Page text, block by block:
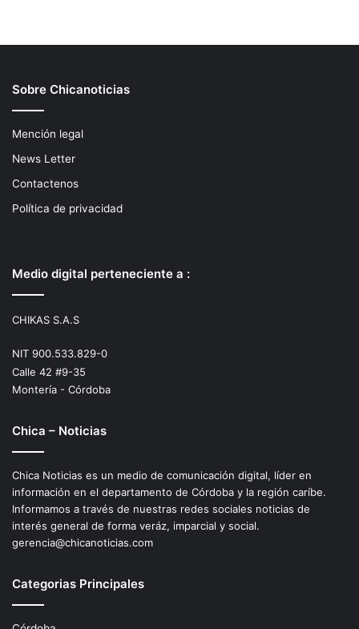
Sobre Chicanoticias
Mención legal
News Letter
Contactenos
Política de privacidad
Medio digital perteneciente a :
CHIKAS S.A.S
NIT 900.533.829-0
Calle 42 #9-35
Montería - Córdoba
Chica – Noticias
Chica Noticias es un medio de comunicación digital, líder en
información en el departamento de Córdoba y la región caríbe.
Informamos a través de nuestras redes sociales noticias de
interés general de forma veráz, imparcial y social.
gerencia@chicanoticias.com
Categorias Principales